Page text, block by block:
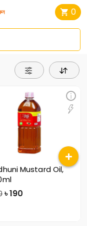
0
Mustard Oil,
৳190